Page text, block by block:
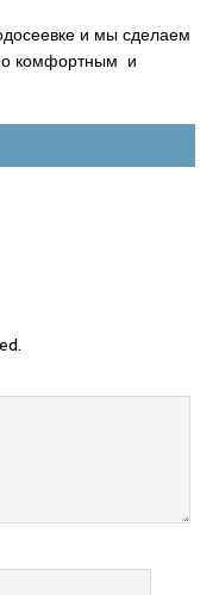
и мы сделаем
комфортным и